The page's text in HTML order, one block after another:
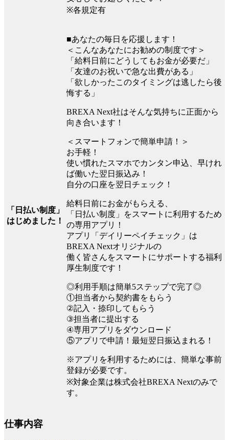
※各規定有
「日払い制度」
はじめました！
■あなたの毎日を応援します！
＜こんなあなたにお勧めの制度です＞
「給料日前にどうしてもお金が必要だ」
「友達のお祝いで急な出費がある」
「欲しかったこのタイミングは逃したら後
悔する」
BREXA Next社はそんな気持ちに正面から
向き合います！
＜スマートフォンで簡単申請！＞
お手軽！
使い慣れたスマホでカンタン申込、早けれ
ば働いた翌日振込み！
自分の口座を翌日チェック！
給料日前にお金がもらえる、
「日払い制度」をスマートに利用するため
の専用アプリ！
アプリ「デイリーペイチェック」は
BREXA Nextオリジナルの
働く皆さんをスマートにサポートする福利
厚生制度です！
◎利用手順は簡単5ステップで完了◎
①担当者から契約書をもらう
②記入・捺印してもらう
③担当者に提出する
④専用アプリをダウンロード
⑤アプリで申請！最短翌日振込まれる！
※アプリを利用するためには、簡単な事前
登録が必要です。
※対象企業は株式会社BREXA Nextのみで
す。
仕事内容